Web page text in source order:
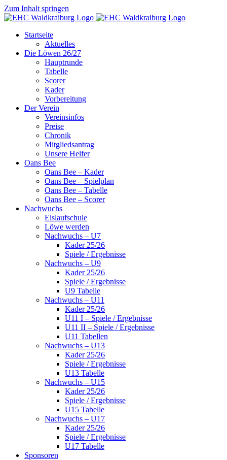
Zum Inhalt springen
Startseite
Aktuelles
Die Löwen 26/27
Hauptrunde
Tabelle
Scorer
Kader
Vorbereitung
Der Verein
Vereinsinfos
Preise
Chronik
Mitgliedsantrag
Unsere Helfer
Oans Bee
Oans Bee – Kader
Oans Bee – Spielplan
Oans Bee – Tabelle
Oans Bee – Scorer
Nachwuchs
Eislaufschule
Löwe werden
Nachwuchs – U7
Kader 25/26
Spiele / Ergebnisse
Nachwuchs – U9
Kader 25/26
Spiele / Ergebnisse
U9 Tabelle
Nachwuchs – U11
Kader 25/26
U11 I – Spiele / Ergebnisse
U11 II – Spiele / Ergebnisse
U11 Tabellen
Nachwuchs – U13
Kader 25/26
Spiele / Ergebnisse
U13 Tabelle
Nachwuchs – U15
Kader 25/26
Spiele / Ergebnisse
U15 Tabelle
Nachwuchs – U17
Kader 25/26
Spiele / Ergebnisse
U17 Tabelle
Sponsoren